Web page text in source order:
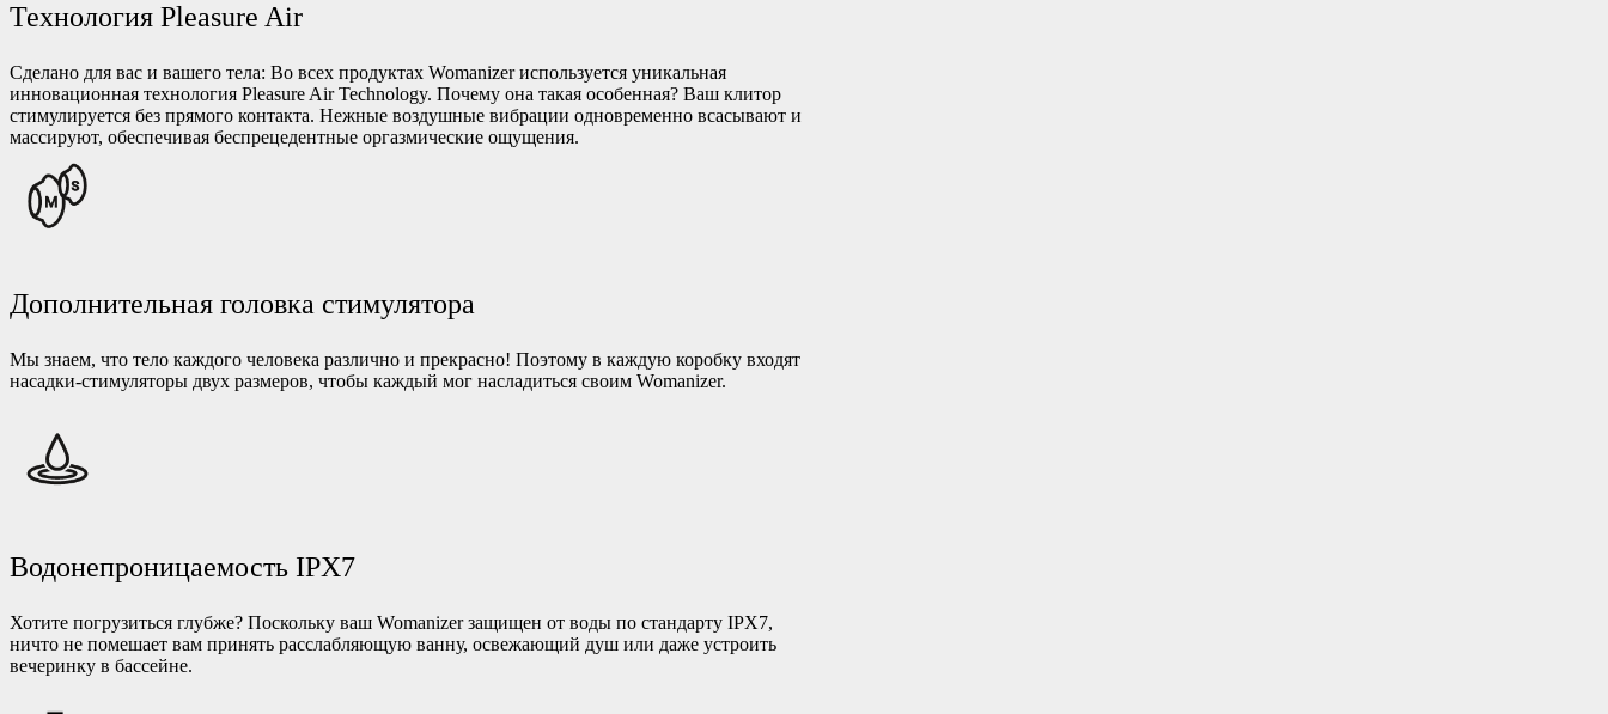
Технология Pleasure Air
Сделано для вас и вашего тела: Во всех продуктах Womanizer используется уникальная
инновационная технология Pleasure Air Technology. Почему она такая особенная? Ваш клитор
стимулируется без прямого контакта. Нежные воздушные вибрации одновременно всасывают и
массируют, обеспечивая беспрецедентные оргазмические ощущения.
Дополнительная головка стимулятора
Мы знаем, что тело каждого человека различно и прекрасно! Поэтому в каждую коробку входят
насадки-стимуляторы двух размеров, чтобы каждый мог насладиться своим Womanizer.
Водонепроницаемость IPX7
Хотите погрузиться глубже? Поскольку ваш Womanizer защищен от воды по стандарту IPX7,
ничто не помешает вам принять расслабляющую ванну, освежающий душ или даже устроить
вечеринку в бассейне.